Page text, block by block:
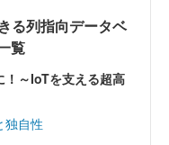
る列指向データベ
覧
！～IoTを支える超高
独自性